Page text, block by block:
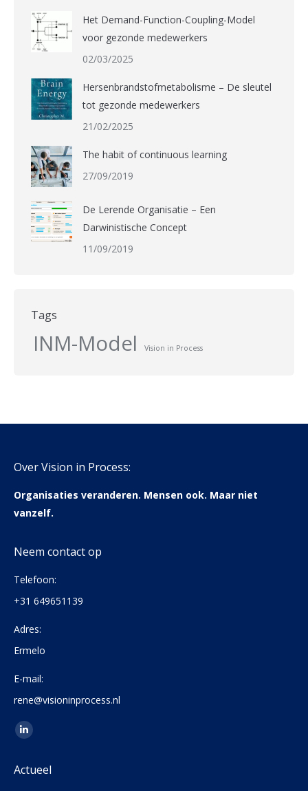
Het Demand-Function-Coupling-Model
voor gezonde medewerkers
02/03/2025
Hersenbrandstofmetabolisme – De sleutel
tot gezonde medewerkers
21/02/2025
The habit of continuous learning
27/09/2019
De Lerende Organisatie – Een
Darwinistische Concept
11/09/2019
Tags
INM-Model Vision in Process
Over Vision in Process:
Organisaties veranderen. Mensen ook. Maar niet
vanzelf.
Neem contact op
Telefoon:
+31 649651139
Adres:
Ermelo
E-mail:
rene@visioninprocess.nl
Vind ons op:
Linkedin
opens
Actueel